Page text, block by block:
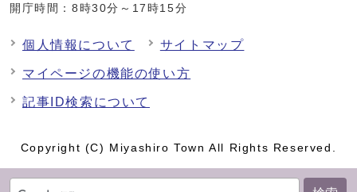
開庁時間：8時30分～17時15分
個人情報について サイトマップ
マイページの機能の使い方
記事ID検索について
Copyright (C) Miyashiro Town All Rights Reserved.